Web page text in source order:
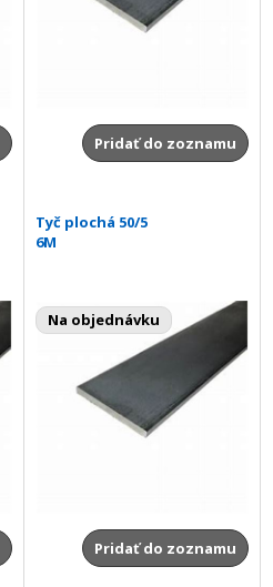
Pridať do zoznamu
Tyč plochá 50/5
6M
Na objednávku
Pridať do zoznamu